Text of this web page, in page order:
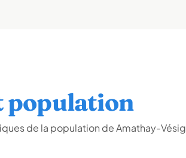
population
de la population de Amathay-